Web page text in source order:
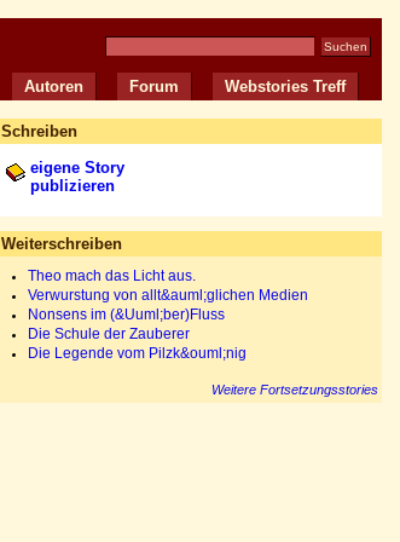
Autoren Forum Webstories Treff
Schreiben
eigene Story
publizieren
Weiterschreiben
Theo mach das Licht aus.
Verwurstung von allt&auml;glichen Medien
Nonsens im (&Uuml;ber)Fluss
Die Schule der Zauberer
Die Legende vom Pilzk&ouml;nig
Weitere Fortsetzungsstories